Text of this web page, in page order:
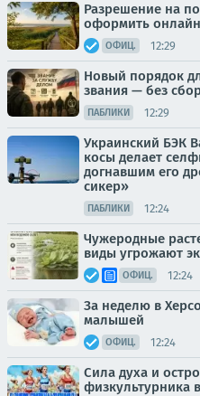
Разрешение на
оформить онлайн
ОФИЦ. 12:29
Новый порядок
звания — без
ПАБЛИКИ 12:29
Украинский БЭК
косы делает
догнавшим его
сикер»
ПАБЛИКИ 12:24
Чужеродные
виды угрожают
ОФИЦ. 12:24
За неделю в
малышей
ОФИЦ. 12:24
Сила духа и
физкультурника